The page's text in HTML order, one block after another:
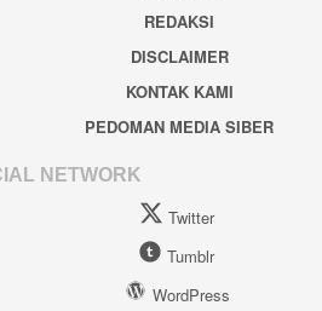
REDAKSI
DISCLAIMER
KONTAK KAMI
PEDOMAN MEDIA SIBER
NETWORK
Twitter
Tumblr
WordPress